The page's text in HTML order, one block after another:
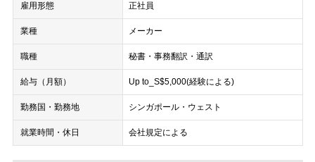
雇用形態 正社員
業種 メーカー
職種 秘書・事務翻訳・通訳
給与（月額） Up to_S$5,000(経験による)
勤務国・勤務地 シンガポール・ウェスト
就業時間・休日 会社規定による